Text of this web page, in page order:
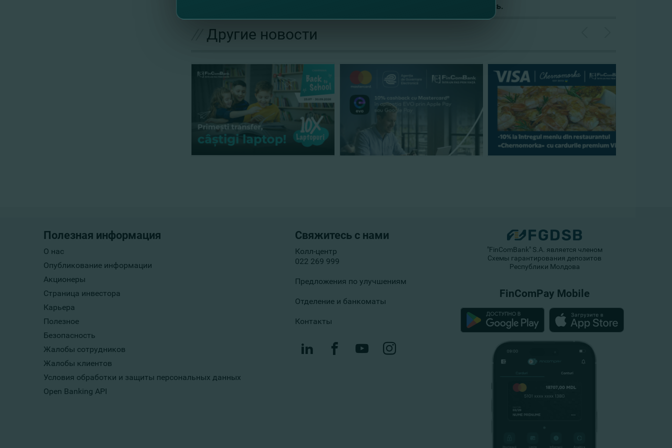
здесь.
Другие новости
Полезная информация
О нас
Опубликование информации
Акционеры
Страница инвестора
Карьера
Полезное
Безопасность
Жалобы сотрудников
Жалобы клиентов
Условия обработки и защиты персональных данных
Open Banking API
Свяжитесь с нами
Колл-центр
022 269 999
Предложения по улучшениям
Отделение и банкоматы
Контакты
"FinComBank" S.A. является членом
Схемы гарантирования депозитов
Республики Молдова
FinComPay Mobile